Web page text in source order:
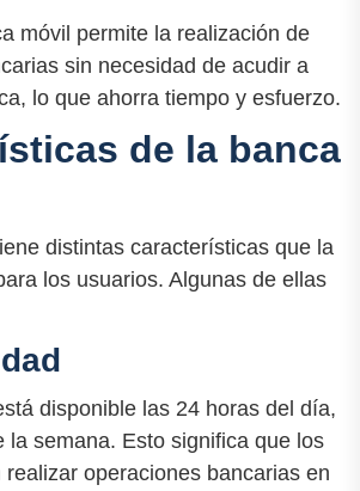
móvil permite la realización de
sin necesidad de acudir a
lo que ahorra tiempo y esfuerzo.
de la banca
distintas características que la
los usuarios. Algunas de ellas
disponible las 24 horas del día,
la semana. Esto significa que los
operaciones bancarias en